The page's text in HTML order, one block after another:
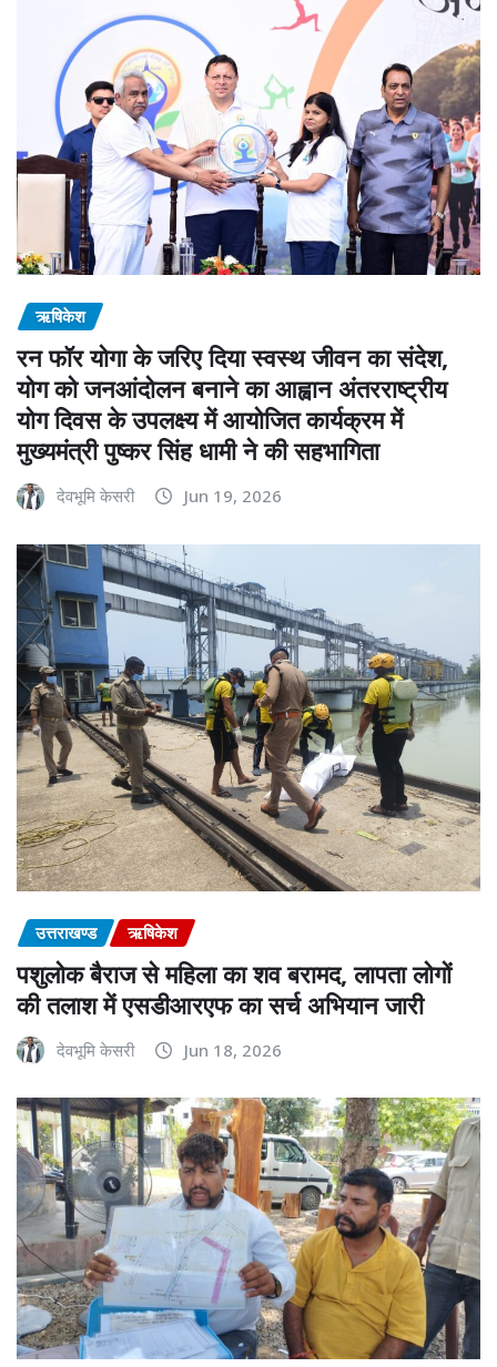
ऋषिकेश
रन फॉर योगा के जरिए दिया स्वस्थ जीवन का संदेश,
योग को जनआंदोलन बनाने का आह्वान अंतरराष्ट्रीय
योग दिवस के उपलक्ष्य में आयोजित कार्यक्रम में
मुख्यमंत्री पुष्कर सिंह धामी ने की सहभागिता
देवभूमि केसरी Jun 19, 2026
उत्तराखण्ड ऋषिकेश
पशुलोक बैराज से महिला का शव बरामद, लापता लोगों
की तलाश में एसडीआरएफ का सर्च अभियान जारी
देवभूमि केसरी Jun 18, 2026